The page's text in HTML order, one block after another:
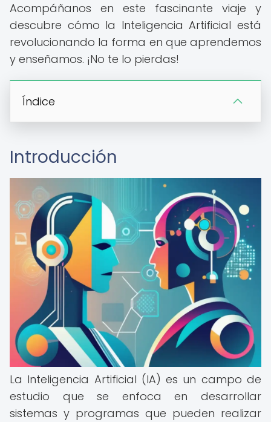
Acompáñanos en este fascinante viaje y
descubre cómo la Inteligencia Artificial está
revolucionando la forma en que aprendemos
y enseñamos. ¡No te lo pierdas!
Índice
Introducción
La Inteligencia Artificial (IA) es un campo de
estudio que se enfoca en desarrollar
sistemas y programas que pueden realizar